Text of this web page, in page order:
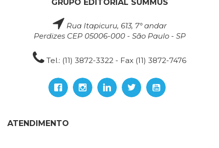
GRUPO EDITORIAL SUMMUS
Rua Itapicuru, 613, 7° andar
Perdizes CEP 05006-000 - São Paulo - SP
Tel.: (11) 3872-3322 - Fax (11) 3872-7476
ATENDIMENTO